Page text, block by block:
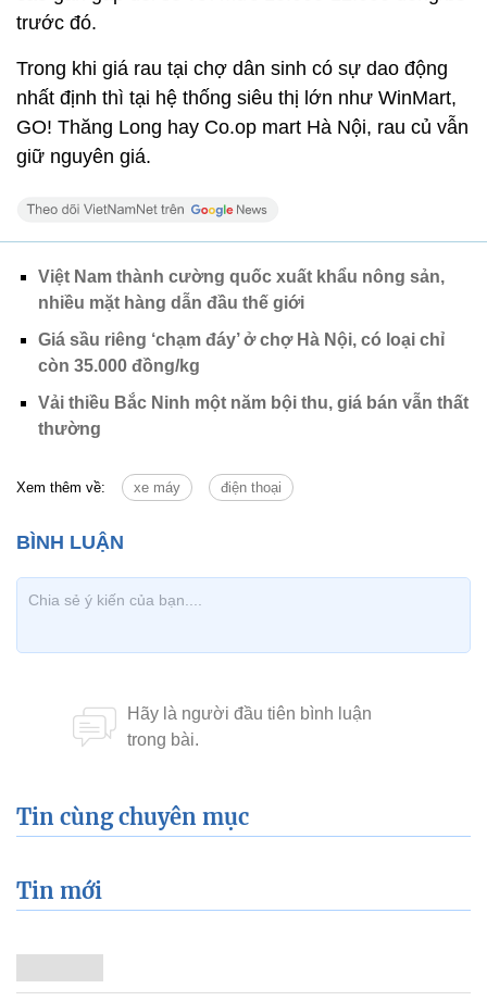
trước đó.
Trong khi giá rau tại chợ dân sinh có sự dao động
nhất định thì tại hệ thống siêu thị lớn như WinMart,
GO! Thăng Long hay Co.op mart Hà Nội, rau củ vẫn
giữ nguyên giá.
Việt Nam thành cường quốc xuất khẩu nông sản,
nhiều mặt hàng dẫn đầu thế giới
Giá sầu riêng ‘chạm đáy’ ở chợ Hà Nội, có loại chỉ
còn 35.000 đồng/kg
Vải thiều Bắc Ninh một năm bội thu, giá bán vẫn thất
thường
Xem thêm về: xe máy điện thoại
Tin cùng chuyên mục
Tin mới